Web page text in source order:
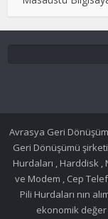
Avrasya Geri
Geri Dönüşümü
Hurdaları , Harddisk ,
ve Modem , Cep
Pili Hurdaları nın
ekonomik değer